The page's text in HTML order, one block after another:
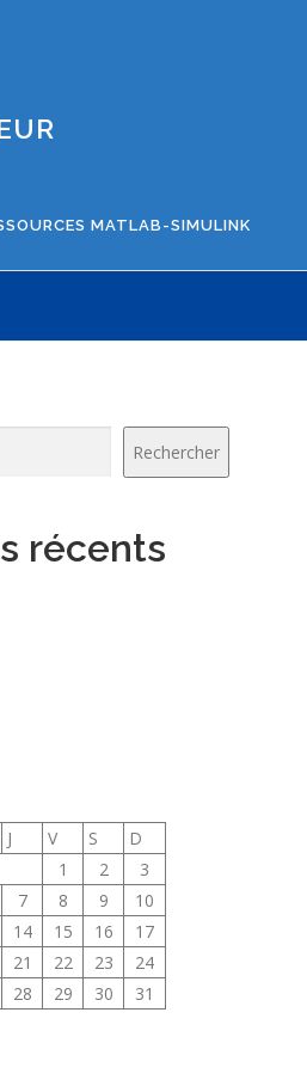
MATLAB-SIMULINK
Rechercher
récents
J V S
D
1
2
3
7 8 9
10
14 15 16
17
21 22 23
24
28 29 30 31